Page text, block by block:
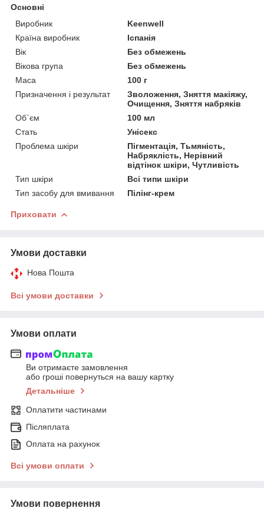
Основні
Виробник
Keenwell
Країна виробник
Іспанія
Вік
Без обмежень
Вікова група
Без обмежень
Маса
100 г
Призначення і результат
Зволоження, Зняття макіяжу,
Очищення, Зняття набряків
Об`єм
100 мл
Стать
Унісекс
Проблема шкіри
Пігментація, Тьмяність,
Набряклість, Нерівний
відтінок шкіри, Чутливість
Тип шкіри
Всі типи шкіри
Тип засобу для вмивання
Пілінг-крем
Приховати
Умови доставки
Нова Пошта
Всі умови доставки
Умови оплати
Ви отримаєте замовлення
або гроші повернуться на вашу картку
Детальніше
Оплатити частинами
Післяплата
Оплата на рахунок
Всі умови оплати
Умови повернення